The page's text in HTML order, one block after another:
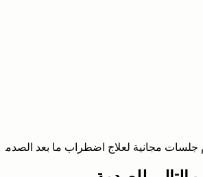
جلسات مجانية لعلاج اضطراب ما بعد الصدمة